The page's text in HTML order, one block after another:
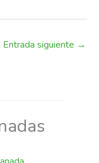
Entrada siguiente →